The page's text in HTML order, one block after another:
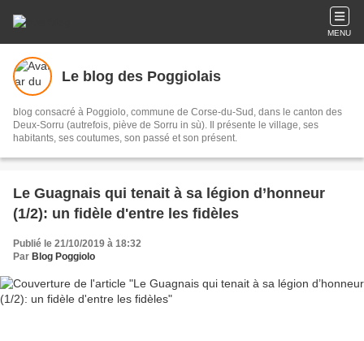
MENU
Le blog des Poggiolais
blog consacré à Poggiolo, commune de Corse-du-Sud, dans le canton des
Deux-Sorru (autrefois, piève de Sorru in sù). Il présente le village, ses
habitants, ses coutumes, son passé et son présent.
Le Guagnais qui tenait à sa légion d’honneur
(1/2): un fidèle d'entre les fidèles
Publié le 21/10/2019 à 18:32
Par Blog Poggiolo